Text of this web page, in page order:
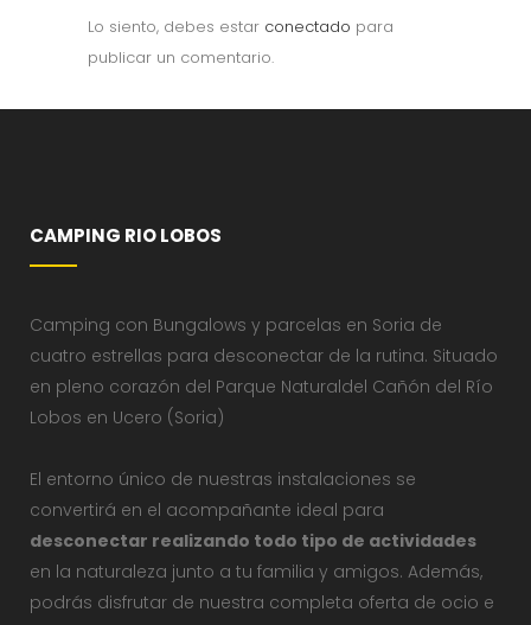
Lo siento, debes estar conectado para
publicar un comentario.
CAMPING RIO LOBOS
Camping con Bungalows y parcelas en Soria de
cuatro estrellas para desconectar de la rutina. Situado
en pleno corazón del Parque Naturaldel Cañón del Río
Lobos en Ucero (Soria)
El entorno único de nuestras instalaciones se
convertirá en el acompañante ideal para
desconectar realizando todo tipo de actividades
en la naturaleza junto a tu familia y amigos. Además,
podrás disfrutar de nuestra completa oferta de ocio e